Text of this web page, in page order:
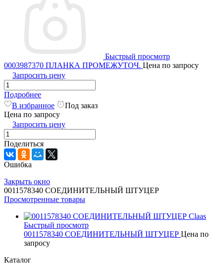
Быстрый просмотр
0003987370 ПЛАНКА ПРОМЕЖУТОЧ. Цена по запросу
Запросить цену
Подробнее
В избранное
Под заказ
Цена по запросу
Запросить цену
Поделиться
Ошибка
Закрыть окно
0011578340 СОЕДИНИТЕЛЬНЫЙ ШТУЦЕР
Просмотренные товары
Быстрый просмотр
0011578340 СОЕДИНИТЕЛЬНЫЙ ШТУЦЕР Цена по
запросу
Каталог